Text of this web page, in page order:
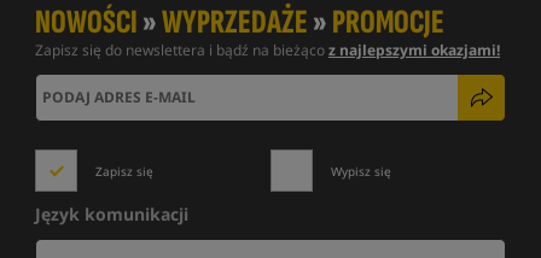
NOWOŚCI»WYPRZEDAŻE»PROMOCJE
Zapisz się do newslettera i bądź na bieżącoz najlepszymi okazjami!
Zapisz się Wypisz się
Język komunikacji